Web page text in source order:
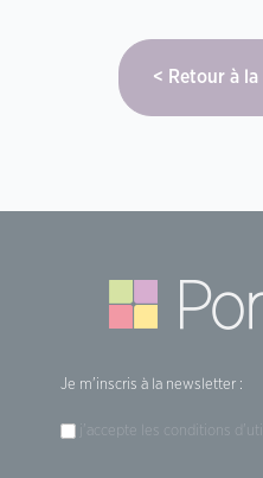
Retour à
Je m'inscris à la newsletter :
j'accepte les conditions